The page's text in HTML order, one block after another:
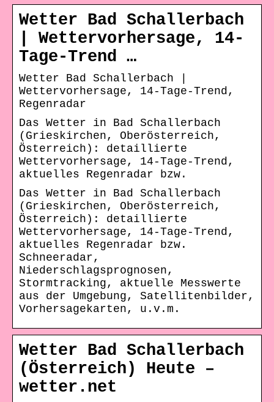
Wetter Bad Schallerbach
| Wettervorhersage, 14-
Tage-Trend …
Wetter Bad Schallerbach |
Wettervorhersage, 14-Tage-Trend,
Regenradar
Das Wetter in Bad Schallerbach
(Grieskirchen, Oberösterreich,
Österreich): detaillierte
Wettervorhersage, 14-Tage-Trend,
aktuelles Regenradar bzw.
Das Wetter in Bad Schallerbach
(Grieskirchen, Oberösterreich,
Österreich): detaillierte
Wettervorhersage, 14-Tage-Trend,
aktuelles Regenradar bzw.
Schneeradar,
Niederschlagsprognosen,
Stormtracking, aktuelle Messwerte
aus der Umgebung, Satellitenbilder,
Vorhersagekarten, u.v.m.
Wetter Bad Schallerbach
(Österreich) Heute –
wetter.net